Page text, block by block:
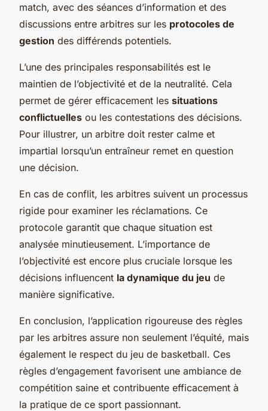
match, avec des séances d’information et des
discussions entre arbitres sur les protocoles de
gestion des différends potentiels.
L’une des principales responsabilités est le
maintien de l’objectivité et de la neutralité. Cela
permet de gérer efficacement les situations
conflictuelles ou les contestations des décisions.
Pour illustrer, un arbitre doit rester calme et
impartial lorsqu’un entraîneur remet en question
une décision.
En cas de conflit, les arbitres suivent un processus
rigide pour examiner les réclamations. Ce
protocole garantit que chaque situation est
analysée minutieusement. L’importance de
l’objectivité est encore plus cruciale lorsque les
décisions influencent la dynamique du jeu de
manière significative.
En conclusion, l’application rigoureuse des règles
par les arbitres assure non seulement l’équité, mais
également le respect du jeu de basketball. Ces
règles d’engagement favorisent une ambiance de
compétition saine et contribuente efficacement à
la pratique de ce sport passionnant.